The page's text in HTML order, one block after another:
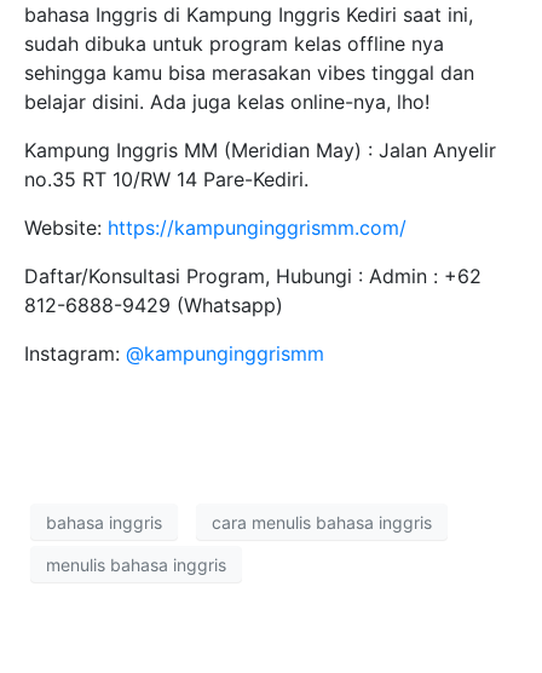
bahasa Inggris di Kampung Inggris Kediri saat ini,
sudah dibuka untuk program kelas offline nya
sehingga kamu bisa merasakan vibes tinggal dan
belajar disini. Ada juga kelas online-nya, lho!
Kampung Inggris MM (Meridian May) : Jalan Anyelir
no.35 RT 10/RW 14 Pare-Kediri.
Website: https://kampunginggrismm.com/
Daftar/Konsultasi Program, Hubungi : Admin : +62
812-6888-9429 (Whatsapp)
Instagram: @kampunginggrismm
bahasa inggris cara menulis bahasa inggris
menulis bahasa inggris